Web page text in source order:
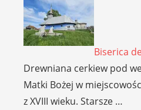
Biserica
Drewniana cerkiew pod
Matki Bożej w
z XVIII wieku. Starsze …